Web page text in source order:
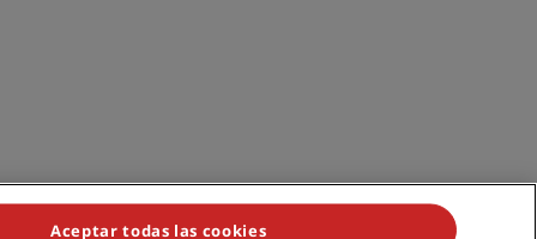
Aceptar todas las cookies